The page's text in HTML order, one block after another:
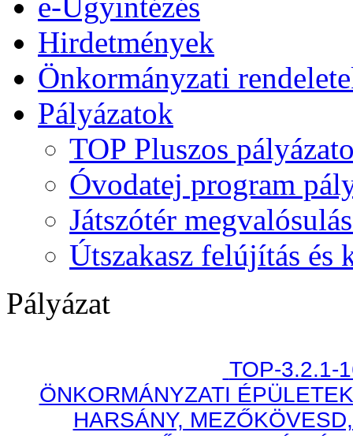
Hirdetmények
Önkormányzati
Pályázatok
TOP Pluszos
Óvodatej program
Játszótér
Útszakasz felújítás és
Pályázat
TOP-3.2.1-
ÖNKORMÁNYZATI
HARSÁNY,